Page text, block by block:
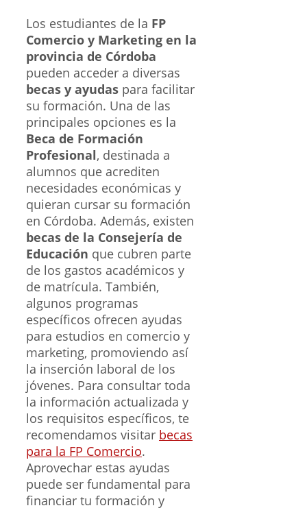
Los estudiantes de la FP
Comercio y Marketing en la
provincia de Córdoba
pueden acceder a diversas
becas y ayudas para facilitar
su formación. Una de las
principales opciones es la
Beca de Formación
Profesional, destinada a
alumnos que acrediten
necesidades económicas y
quieran cursar su formación
en Córdoba. Además, existen
becas de la Consejería de
Educación que cubren parte
de los gastos académicos y
de matrícula. También,
algunos programas
específicos ofrecen ayudas
para estudios en comercio y
marketing, promoviendo así
la inserción laboral de los
jóvenes. Para consultar toda
la información actualizada y
los requisitos específicos, te
recomendamos visitar becas
para la FP Comercio.
Aprovechar estas ayudas
puede ser fundamental para
financiar tu formación y